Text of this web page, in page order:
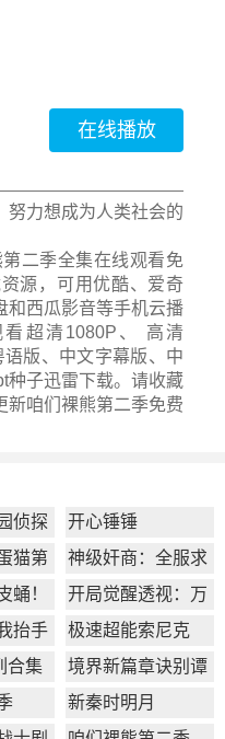
在线播放
努力想成为人类社会的
二季全集在线观看免
源，可用优酷、爱奇
和西瓜影音等手机云播
超清1080P、 高清
版、中文字幕版、中
种子迅雷下载。请收藏
新咱们裸熊第二季免费
侦探
开心锤锤
猫第
神级奸商：全服求
我别薅了
蛹！
开局觉醒透视：万
物皆透,我即无敌
抬手
极速超能索尼克
合集
境界新篇章诀别谭
篇
新秦时明月